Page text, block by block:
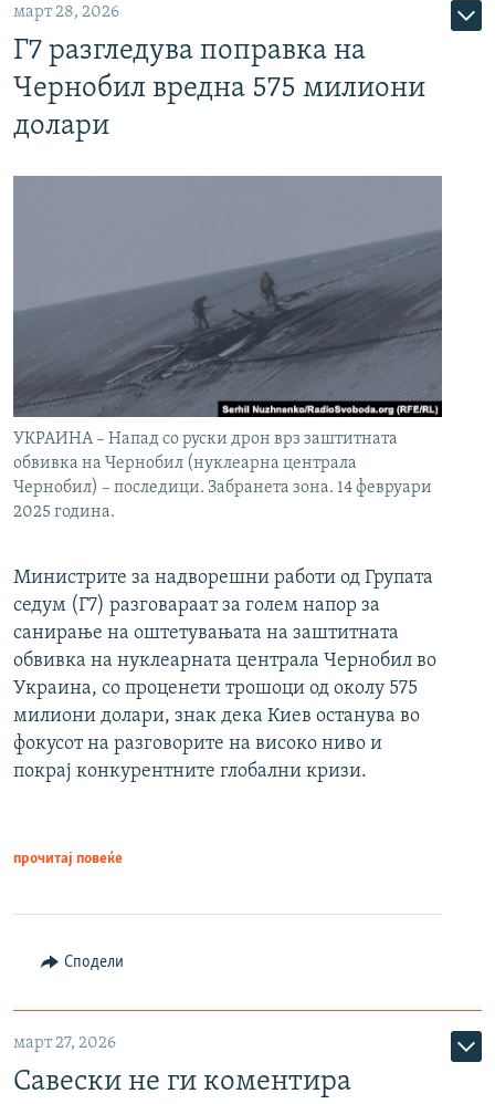
март 28, 2026
Г7 разгледува поправка на
Чернобил вредна 575 милиони
долари
УКРАИНА – Напад со руски дрон врз заштитната
обвивка на Чернобил (нуклеарна централа
Чернобил) – последици. Забранета зона. 14 февруари
2025 година.
Министрите за надворешни работи од Групата
седум (Г7) разговараат за голем напор за
санирање на оштетувањата на заштитната
обвивка на нуклеарната централа Чернобил во
Украина, со проценети трошоци од околу 575
милиони долари, знак дека Киев останува во
фокусот на разговорите на високо ниво и
покрај конкурентните глобални кризи.
прочитај повеќе
Сподели
март 27, 2026
Савески не ги коментира